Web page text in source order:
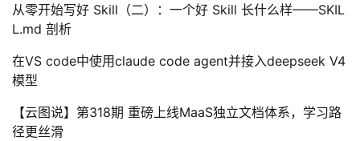
从零开始写好 Skill（二）：一个好 Skill 长什么样——SKIL
L.md 剖析
在VS code中使用claude code agent并接入deepseek V4
模型
【云图说】第318期 重磅上线MaaS独立文档体系，学习路
径更丝滑